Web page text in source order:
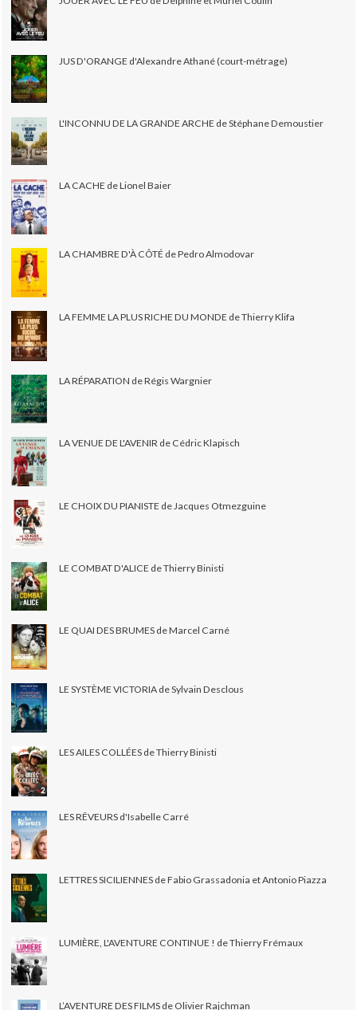
JUS D'ORANGE d'Alexandre Athané (court-métrage)
L'INCONNU DE LA GRANDE ARCHE de Stéphane Demoustier
LA CACHE de Lionel Baier
LA CHAMBRE D'À CÔTÉ de Pedro Almodovar
LA FEMME LA PLUS RICHE DU MONDE de Thierry Klifa
LA RÉPARATION de Régis Wargnier
LA VENUE DE L'AVENIR de Cédric Klapisch
LE CHOIX DU PIANISTE de Jacques Otmezguine
LE COMBAT D'ALICE de Thierry Binisti
LE QUAI DES BRUMES de Marcel Carné
LE SYSTÈME VICTORIA de Sylvain Desclous
LES AILES COLLÉES de Thierry Binisti
LES RÊVEURS d'Isabelle Carré
LETTRES SICILIENNES de Fabio Grassadonia et Antonio Piazza
LUMIÈRE, L'AVENTURE CONTINUE ! de Thierry Frémaux
L’AVENTURE DES FILMS de Olivier Rajchman